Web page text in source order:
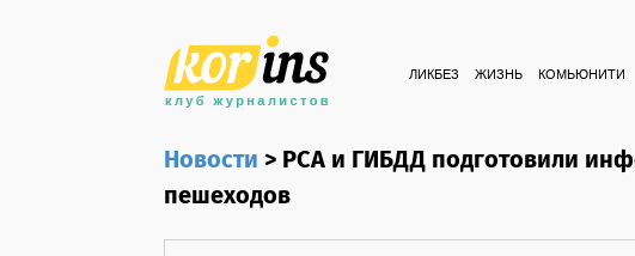
ЛИКБЕЗ ЖИЗНЬ КОМЬЮНИТИ
Новости>РСА и ГИБДД подготовили
пешеходов